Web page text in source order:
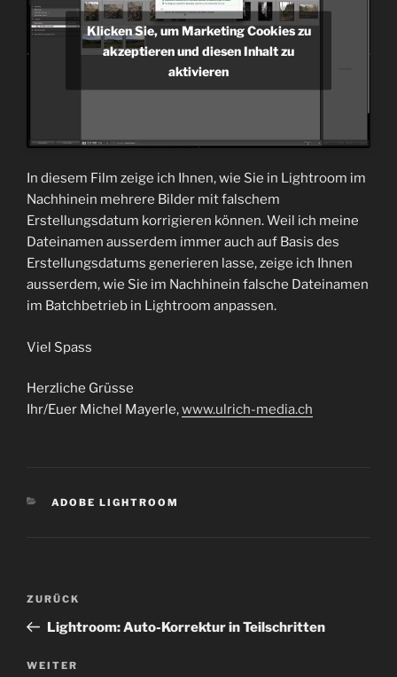
Klicken Sie, um Marketing Cookies zu
akzeptieren und diesen Inhalt zu
aktivieren
In diesem Film zeige ich Ihnen, wie Sie in Lightroom im
Nachhinein mehrere Bilder mit falschem
Erstellungsdatum korrigieren können. Weil ich meine
Dateinamen ausserdem immer auch auf Basis des
Erstellungsdatums generieren lasse, zeige ich Ihnen
ausserdem, wie Sie im Nachhinein falsche Dateinamen
im Batchbetrieb in Lightroom anpassen.
Viel Spass
Herzliche Grüsse
Ihr/Euer Michel Mayerle,www.ulrich-media.ch
KATEGORIEN
ADOBE LIGHTROOM
Beitragsnavigation
Vorheriger
Beitrag
ZURÜCK
Lightroom: Auto-Korrektur in Teilschritten
Nächster
WEITER